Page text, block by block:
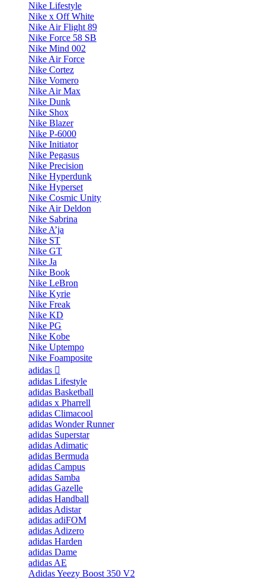
Nike Lifestyle
Nike x Off White
Nike Air Flight 89
Nike Force 58 SB
Nike Mind 002
Nike Air Force
Nike Cortez
Nike Vomero
Nike Air Max
Nike Dunk
Nike Shox
Nike Blazer
Nike P-6000
Nike Initiator
Nike Pegasus
Nike Precision
Nike Hyperdunk
Nike Hyperset
Nike Cosmic Unity
Nike Air Deldon
Nike Sabrina
Nike A’ja
Nike ST
Nike GT
Nike Ja
Nike Book
Nike LeBron
Nike Kyrie
Nike Freak
Nike KD
Nike PG
Nike Kobe
Nike Uptempo
Nike Foamposite
adidas
adidas Lifestyle
adidas Basketball
adidas x Pharrell
adidas Climacool
adidas Wonder Runner
adidas Superstar
adidas Adimatic
adidas Bermuda
adidas Campus
adidas Samba
adidas Gazelle
adidas Handball
adidas Adistar
adidas adiFOM
adidas Adizero
adidas Harden
adidas Dame
adidas AE
Adidas Yeezy Boost 350 V2